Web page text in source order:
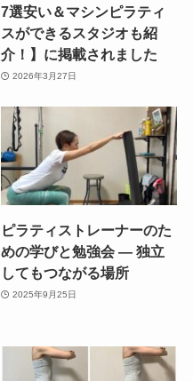
7選安い＆マシンピラティ
スができるスタジオも紹
介！】に掲載されました
2026年3月27日
ピラティストレーナーのた
めの学びと勉強会 ― 独立
してもつながる場所
2025年9月25日